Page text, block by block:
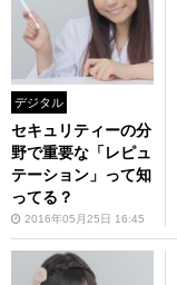
デジタル
セキュリティーの分
野で重要な「レピュ
テーション」って知
ってる？
2016年05月25日 16:45